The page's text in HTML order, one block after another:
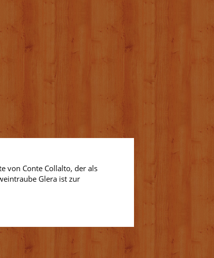
von Conte Collalto, der als
Glera ist zur